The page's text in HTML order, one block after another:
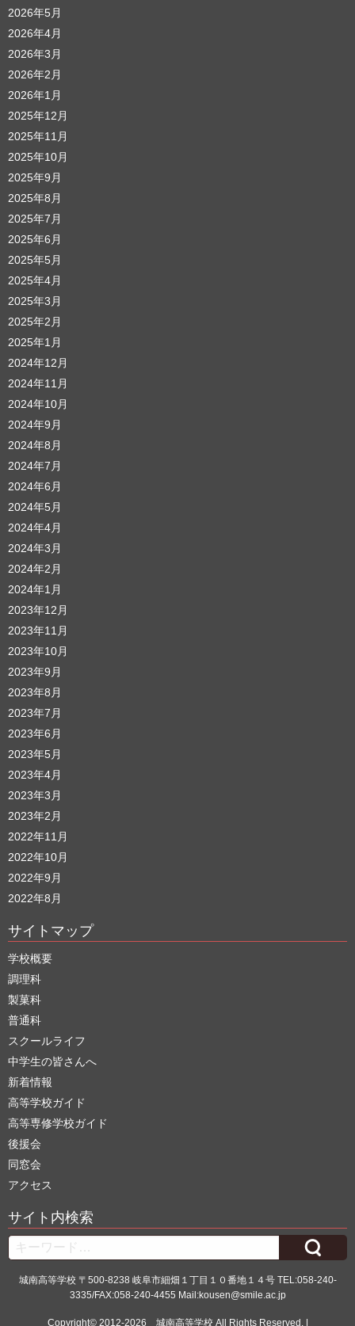
2026年5月
2026年4月
2026年3月
2026年2月
2026年1月
2025年12月
2025年11月
2025年10月
2025年9月
2025年8月
2025年7月
2025年6月
2025年5月
2025年4月
2025年3月
2025年2月
2025年1月
2024年12月
2024年11月
2024年10月
2024年9月
2024年8月
2024年7月
2024年6月
2024年5月
2024年4月
2024年3月
2024年2月
2024年1月
2023年12月
2023年11月
2023年10月
2023年9月
2023年8月
2023年7月
2023年6月
2023年5月
2023年4月
2023年3月
2023年2月
2022年11月
2022年10月
2022年9月
2022年8月
サイトマップ
学校概要
調理科
製菓科
普通科
スクールライフ
中学生の皆さんへ
新着情報
高等学校ガイド
高等専修学校ガイド
後援会
同窓会
アクセス
サイト内検索
Search
城南高等学校 〒500-8238 岐阜市細畑１丁目１０番地１４号 TEL:058-240-
3335/FAX:058-240-4455 Mail:kousen@smile.ac.jp
Copyright© 2012-2026 城南高等学校All Rights Reserved. |